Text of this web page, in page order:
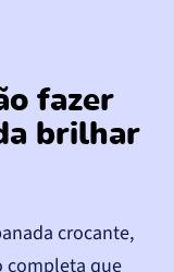
fazer
brilhar
crocante,
completa que